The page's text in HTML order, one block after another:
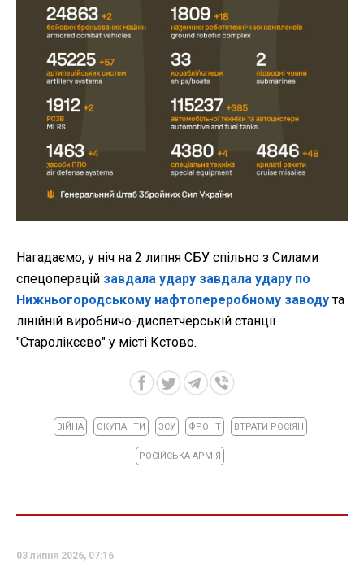
Нагадаємо, у ніч на 2 липня СБУ спільно з Силами
спецоперацій завдала удару завдала удару по
Нижньогородському нафтопереробному заводута
лінійній виробничо-диспетчерській станції
"Старолікєєво" у місті Кстово.
ВІЙНА ОКУПАНТИ ЗСУ ФРОНТ ВТРАТИ РОСІЯН
РОСІЙСЬКА АРМІЯ
03 липня 2026, 07:16